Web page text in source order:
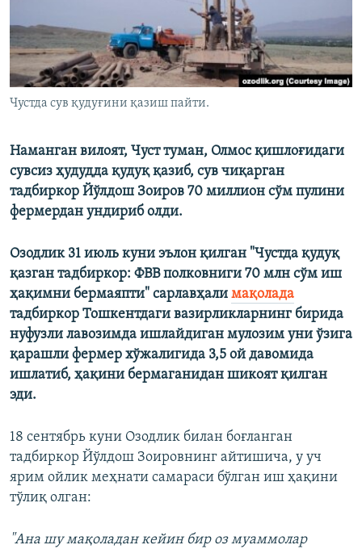
Чустда сув қудуғини қазиш пайти.
Наманган вилоят, Чуст туман, Олмос қишлоғидаги
сувсиз ҳудудда қудуқ қазиб, сув чиқарган
тадбиркор Йўлдош Зоиров 70 миллион сўм пулини
фермердан ундириб олди.
Озодлик 31 июль куни эълон қилган "Чустда қудуқ
қазган тадбиркор: ФВВ полковниги 70 млн сўм иш
ҳақимни бермаяпти" сарлавҳали мақолада
тадбиркор Тошкентдаги вазирликларнинг бирида
нуфузли лавозимда ишлайдиган мулозим уни ўзига
қарашли фермер хўжалигида 3,5 ой давомида
ишлатиб, ҳақини бермаганидан шикоят қилган
эди.
18 сентябрь куни Озодлик билан боғланган
тадбиркор Йўлдош Зоировнинг айтишича, у уч
ярим ойлик меҳнати самараси бўлган иш ҳақини
тўлиқ олган:
"Ана шу мақоладан кейин бир оз муаммолар